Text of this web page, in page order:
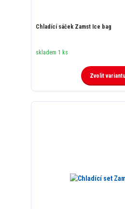
Chladící sáček Zamst Ice bag
skladem 1 ks
Zvolit variantu